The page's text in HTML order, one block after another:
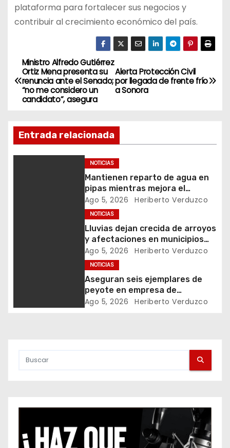
plataforma para fortalecer sus negocios y
contribuir al crecimiento económico del país.
N
a
e
g
e
a
d
Alerta Protección Civil
por llegada de frente frío
a Sonora
Ministro Alfredo Gutiérrez
Ortiz Mena presenta su
renuncia ante el Senado;
“no me considero un
candidato”, asegura
Entrada relacionada
NOTICIAS
Mantienen reparto de agua en
pipas mientras mejora el
servicio en Hermosillo
Ago 5, 2026 Heriberto Verduzco
NOTICIAS
Lluvias dejan crecida de arroyos
y afectaciones en municipios
del norte de Sonora
Ago 5, 2026 Heriberto Verduzco
NOTICIAS
Aseguran seis ejemplares de
peyote en empresa de
paquetería de Hermosillo
Ago 5, 2026 Heriberto Verduzco